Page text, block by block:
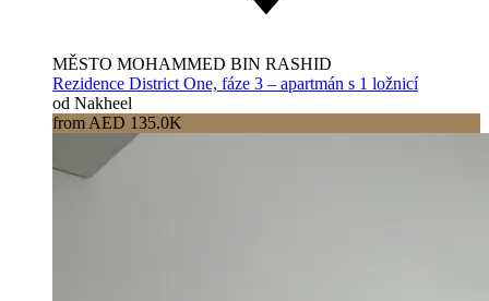
MĚSTO MOHAMMED BIN RASHID
Rezidence District One, fáze 3 – apartmán s 1 ložnicí
od Nakheel
from AED 135.0K